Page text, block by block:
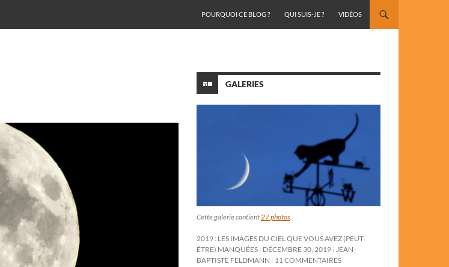
POURQUOI CE BLOG ?
QUI SUIS-JE ? VIDÉOS
GALERIES
Cette galerie contient27 photos.
2019 : LES IMAGES DU CIEL QUE VOUS AVEZ (PEUT-
ÊTRE) MANQUÉES DÉCEMBRE 30, 2019 JEAN-
BAPTISTE FELDMANN
11 COMMENTAIRES